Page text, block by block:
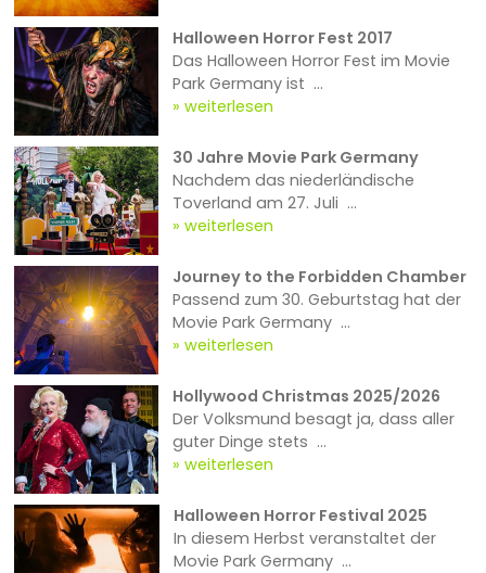
Halloween Horror Fest 2017
Das Halloween Horror Fest im Movie
Park Germany ist ...
weiterlesen
30 Jahre Movie Park Germany
Nachdem das niederländische
Toverland am 27. Juli ...
weiterlesen
Journey to the Forbidden Chamber
Passend zum 30. Geburtstag hat der
Movie Park Germany ...
weiterlesen
Hollywood Christmas 2025/2026
Der Volksmund besagt ja, dass aller
guter Dinge stets ...
weiterlesen
Halloween Horror Festival 2025
In diesem Herbst veranstaltet der
Movie Park Germany ...